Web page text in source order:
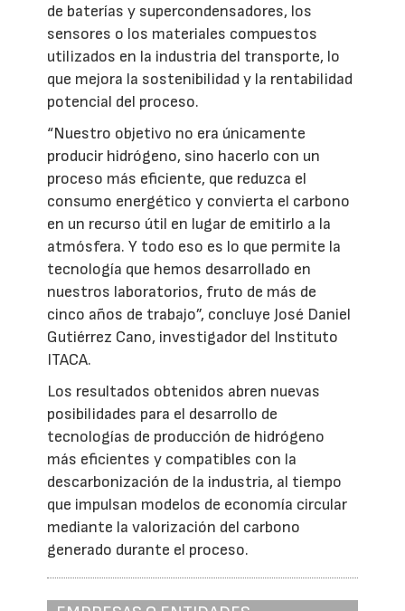
de baterías y supercondensadores, los
sensores o los materiales compuestos
utilizados en la industria del transporte, lo
que mejora la sostenibilidad y la rentabilidad
potencial del proceso.
“Nuestro objetivo no era únicamente
producir hidrógeno, sino hacerlo con un
proceso más eficiente, que reduzca el
consumo energético y convierta el carbono
en un recurso útil en lugar de emitirlo a la
atmósfera. Y todo eso es lo que permite la
tecnología que hemos desarrollado en
nuestros laboratorios, fruto de más de
cinco años de trabajo”, concluye José Daniel
Gutiérrez Cano, investigador del Instituto
ITACA.
Los resultados obtenidos abren nuevas
posibilidades para el desarrollo de
tecnologías de producción de hidrógeno
más eficientes y compatibles con la
descarbonización de la industria, al tiempo
que impulsan modelos de economía circular
mediante la valorización del carbono
generado durante el proceso.